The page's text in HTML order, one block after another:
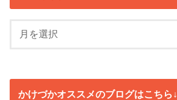
かけづかオススメのブログはこちら↓